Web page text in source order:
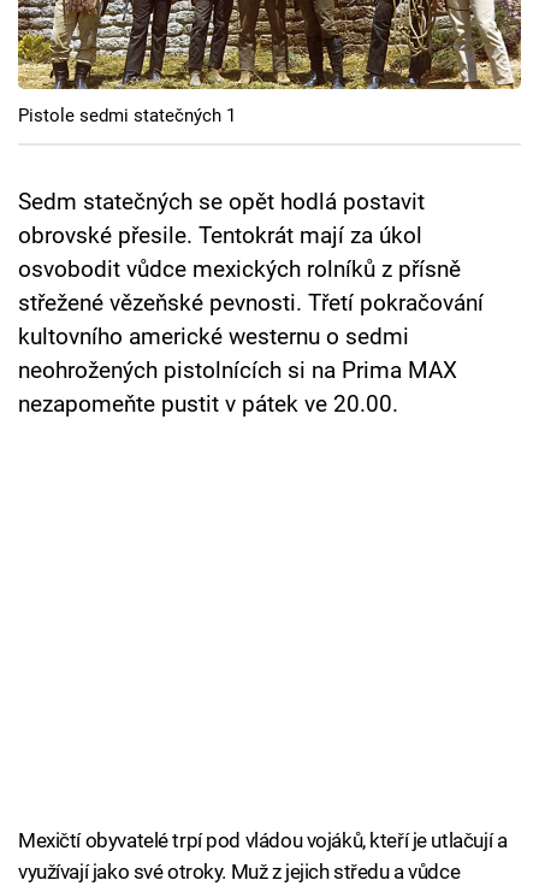
Cool Esport
Pořady
TV Program
Sledujte prima+
Přihlášení
Sledujte nás
Pistole sedmi statečných 1
Sedm statečných se opět hodlá postavit
obrovské přesile. Tentokrát mají za úkol
osvobodit vůdce mexických rolníků z přísně
střežené vězeňské pevnosti. Třetí pokračování
kultovního americké westernu o sedmi
neohrožených pistolnících si na Prima MAX
nezapomeňte pustit v pátek ve 20.00.
Mexičtí obyvatelé trpí pod vládou vojáků, kteří je utlačují a
využívají jako své otroky. Muž z jejich středu a vůdce